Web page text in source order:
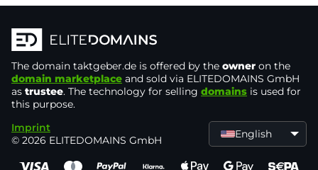
The domain taktgeber.de is offered by the owner on the
domain marketplace and sold via ELITEDOMAINS GmbH
as trustee. The technology for selling domains is used for
this purpose.
Imprint
© 2026 ELITEDOMAINS GmbH
English